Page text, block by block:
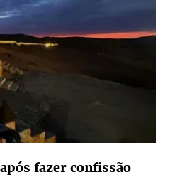
fazer confissão